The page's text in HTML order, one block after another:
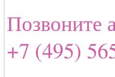
Позвоните
+7 (495)